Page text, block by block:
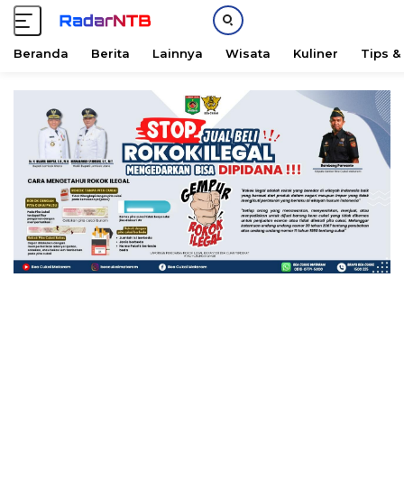
Beranda Berita Lainnya Wisata Kuliner Tips &